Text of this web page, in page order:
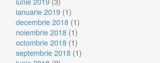
ianuarie 2019 (1)
decembrie 2018 (1)
noiembrie 2018 (1)
octombrie 2018 (1)
septembrie 2018 (1)